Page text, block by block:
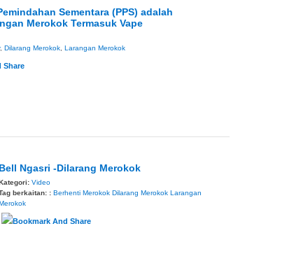
Sementara (PPS) adalah
Merokok Termasuk Vape
, Dilarang Merokok, Larangan Merokok
Bell Ngasri -Dilarang Merokok
Video
berkaitan: : Berhenti Merokok Dilarang Merokok Larangan